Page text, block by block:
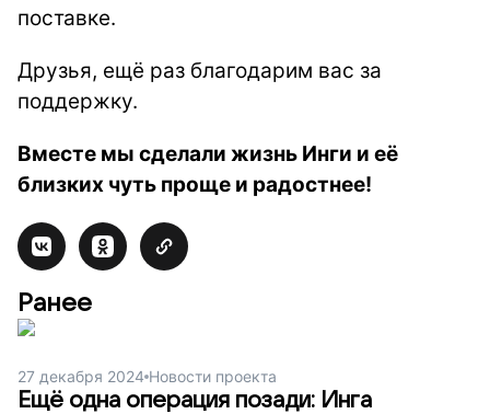
поставке.
Друзья, ещё раз благодарим вас за
поддержку.
Вместе мы сделали жизнь Инги и её
близких чуть проще и радостнее!
Ранее
27 декабря 2024 Новости проекта
Ещё одна операция позади: Инга